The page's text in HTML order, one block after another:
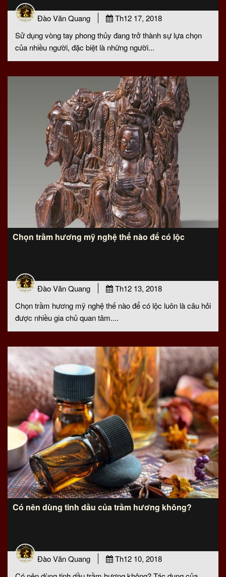
Đào Văn Quang
Th12 17, 2018
Sử dụng vòng tay phong thủy đang trở thành sự lựa chọn
của nhiều người, đặc biệt là những người...
Chọn trầm hương mỹ nghệ thế nào để có lộc
Đào Văn Quang
Th12 13, 2018
Chọn trầm hương mỹ nghệ thế nào để có lộc luôn là câu hỏi
được nhiều gia chủ quan tâm....
Có nên dùng tinh dầu của trầm hương không?
Đào Văn Quang
Th12 10, 2018